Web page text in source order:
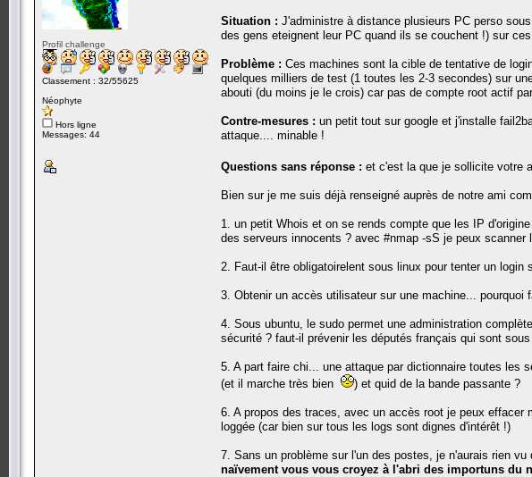
Profil challenge
Classement : 32/55625
Néophyte
Hors ligne
Messages: 44
Situation : J'administre à distance plusieurs PC perso
des gens eteignent leur PC quand ils se couchent !) sur
Problème : Ces machines sont la cible de tentative de
quelques milliers de test (1 toutes les 2-3 secondes) sur
abouti (du moins je le crois) car pas de compte root actif
Contre-mesures : un petit tout sur google et j'installe
attaque.... minable !
Questions sans réponse : et c'est la que je sollicite votre
Bien sur je me suis déjà renseigné auprès de notre ami
1. un petit Whois et on se rends compte que les IP
des serveurs innocents ? avec #nmap -sS je peux
2. Faut-il être obligatoirelent sous linux pour tenter un
3. Obtenir un accès utilisateur sur une machine... pourquoi
4. Sous ubuntu, le sudo permet une administration
sécurité ? faut-il prévenir les députés français qui sont
5. A part faire chi... une attaque par dictionnaire toutes les
(et il marche très bien
) et quid de la bande passante ?
6. A propos des traces, avec un accès root je peux
loggée (car bien sur tous les logs sont dignes d'intérêt !)
7. Sans un problème sur l'un des postes, je n'aurais rien vu
naïvement vous vous croyez à l'abri des importuns du